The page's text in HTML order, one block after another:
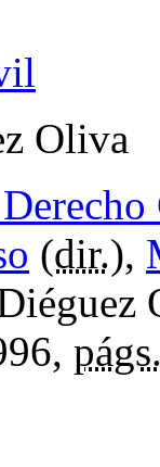
Oliva
(dir.),